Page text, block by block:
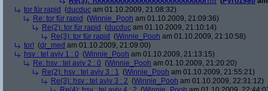
tor für rapid (ducduc am 01.10.2009, 21:08:32)
Re: tor für rapid (Winnie_Pooh am 01.10.2009, 21:09:36)
Re(2): tor für rapid (ducduc am 01.10.2009, 21:10:14)
Re(3): tor für rapid (Winnie_Pooh am 01.10.2009, 21:10:58)
tor! (dr_med am 01.10.2009, 21:09:00)
hsv : tel aviv 1 : 0 (Winnie_Pooh am 01.10.2009, 21:13:15)
Re: hsv : tel aviv 2 : 0 (Winnie_Pooh am 01.10.2009, 21:20:20)
Re(2): hsv : tel aviv 3 : 1 (Winnie_Pooh am 01.10.2009, 21:55:21)
Re(3): hsv : tel aviv 3 : 2 (Winnie_Pooh am 01.10.2009, 22:31:12)